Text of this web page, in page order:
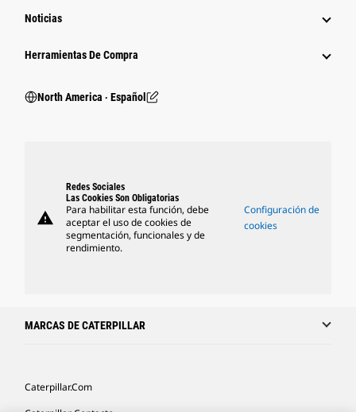
Noticias
Herramientas De Compra
North America ‧ Español
warning
Redes Sociales
Las Cookies Son Obligatorias
Para habilitar esta función, debe
aceptar el uso de cookies de
segmentación, funcionales y de
rendimiento.
Configuración de
cookies
MARCAS DE CATERPILLAR
Caterpillar.com